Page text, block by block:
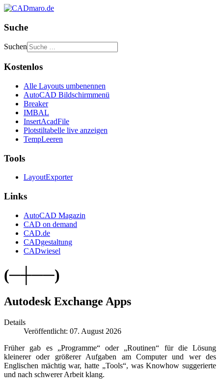
Suche
Suchen
Kostenlos
Alle Layouts umbenennen
AutoCAD Bildschirmmenü
Breaker
IMBAL
InsertAcadFile
Plotstiltabelle live anzeigen
TempLeeren
Tools
LayoutExporter
Links
AutoCAD Magazin
CAD on demand
CAD.de
CADgestaltung
CADwiesel
(─┼──)
Autodesk Exchange Apps
Details
Veröffentlicht: 07. August 2026
Früher gab es „Programme“ oder „Routinen“ für die Lösung
kleinerer oder größerer Aufgaben am Computer und wer des
Englischen mächtig war, hatte „Tools“, was Knowhow suggerierte
und nach schwerer Arbeit klang.